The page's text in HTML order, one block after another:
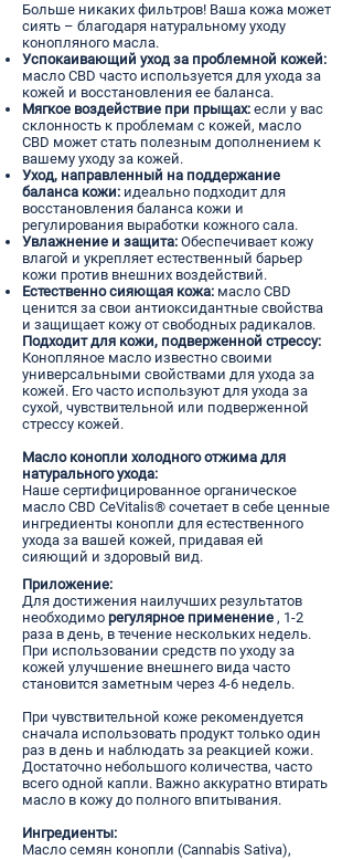
Больше никаких фильтров! Ваша кожа может
сиять – благодаря натуральному уходу
конопляного масла.
Успокаивающий уход за проблемной кожей:
масло CBD часто используется для ухода за
кожей и восстановления ее баланса.
Мягкое воздействие при прыщах: если у вас
склонность к проблемам с кожей, масло
CBD может стать полезным дополнением к
вашему уходу за кожей.
Уход, направленный на поддержание
баланса кожи: идеально подходит для
восстановления баланса кожи и
регулирования выработки кожного сала.
Увлажнение и защита: Обеспечивает кожу
влагой и укрепляет естественный барьер
кожи против внешних воздействий.
Естественно сияющая кожа: масло CBD
ценится за свои антиоксидантные свойства
и защищает кожу от свободных радикалов.
Подходит для кожи, подверженной стрессу:
Конопляное масло известно своими
универсальными свойствами для ухода за
кожей. Его часто используют для ухода за
сухой, чувствительной или подверженной
стрессу кожей.
Масло конопли холодного отжима для
натурального ухода:
Наше сертифицированное органическое
масло CBD CeVitalis® сочетает в себе ценные
ингредиенты конопли для естественного
ухода за вашей кожей, придавая ей
сияющий и здоровый вид.
Приложение:
Для достижения наилучших результатов
необходимо регулярное применение , 1-2
раза в день, в течение нескольких недель.
При использовании средств по уходу за
кожей улучшение внешнего вида часто
становится заметным через 4-6 недель.
При чувствительной коже рекомендуется
сначала использовать продукт только один
раз в день и наблюдать за реакцией кожи.
Достаточно небольшого количества, часто
всего одной капли. Важно аккуратно втирать
масло в кожу до полного впитывания.
Ингредиенты:
Масло семян конопли (Cannabis Sativa),